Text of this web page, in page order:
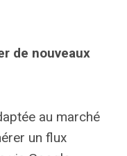
de nouveaux
au marché
un flux